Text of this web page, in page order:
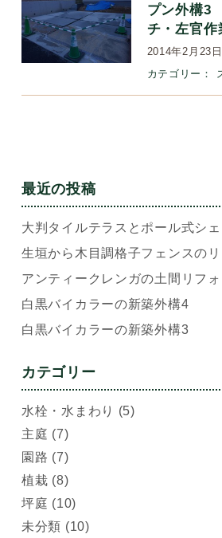
プン外構3
チ・左官作
2014年2月23日
カテゴリー：
最近の投稿
大判タイルテラスとポール式シ
生垣から木目調格子フェンスの
アンティークレンガの土間リフォ
白黒バイカラーの新築外構4
白黒バイカラーの新築外構3
カテゴリー
水栓・水まわり (5)
主庭 (7)
園路 (7)
植栽 (8)
坪庭 (10)
未分類 (10)